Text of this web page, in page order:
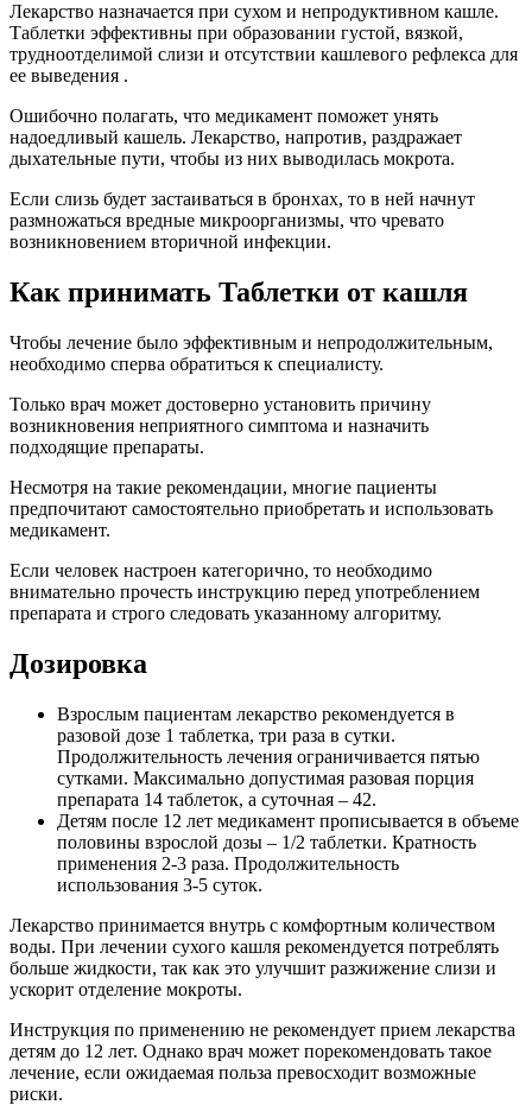
Лекарство назначается при сухом и непродуктивном кашле.
Таблетки эффективны при образовании густой, вязкой,
трудноотделимой слизи и отсутствии кашлевого рефлекса для
ее выведения .
Ошибочно полагать, что медикамент поможет унять
надоедливый кашель. Лекарство, напротив, раздражает
дыхательные пути, чтобы из них выводилась мокрота.
Если слизь будет застаиваться в бронхах, то в ней начнут
размножаться вредные микроорганизмы, что чревато
возникновением вторичной инфекции.
Как принимать Таблетки от кашля
Чтобы лечение было эффективным и непродолжительным,
необходимо сперва обратиться к специалисту.
Только врач может достоверно установить причину
возникновения неприятного симптома и назначить
подходящие препараты.
Несмотря на такие рекомендации, многие пациенты
предпочитают самостоятельно приобретать и использовать
медикамент.
Если человек настроен категорично, то необходимо
внимательно прочесть инструкцию перед употреблением
препарата и строго следовать указанному алгоритму.
Дозировка
Взрослым пациентам лекарство рекомендуется в
разовой дозе 1 таблетка, три раза в сутки.
Продолжительность лечения ограничивается пятью
сутками. Максимально допустимая разовая порция
препарата 14 таблеток, а суточная – 42.
Детям после 12 лет медикамент прописывается в объеме
половины взрослой дозы – 1/2 таблетки. Кратность
применения 2-3 раза. Продолжительность
использования 3-5 суток.
Лекарство принимается внутрь с комфортным количеством
воды. При лечении сухого кашля рекомендуется потреблять
больше жидкости, так как это улучшит разжижение слизи и
ускорит отделение мокроты.
Инструкция по применению не рекомендует прием лекарства
детям до 12 лет. Однако врач может порекомендовать такое
лечение, если ожидаемая польза превосходит возможные
риски.